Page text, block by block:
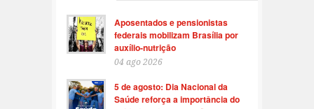
Aposentados e pensionistas
federais mobilizam Brasília por
auxílio-nutrição
04 ago 2026
5 de agosto: Dia Nacional da
Saúde reforça a importância do